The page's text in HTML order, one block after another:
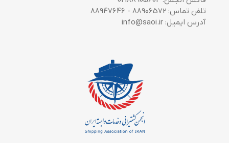
تلفن تماس: 88906572 - 88947646
آدرس ایمیل: info@saoi.ir